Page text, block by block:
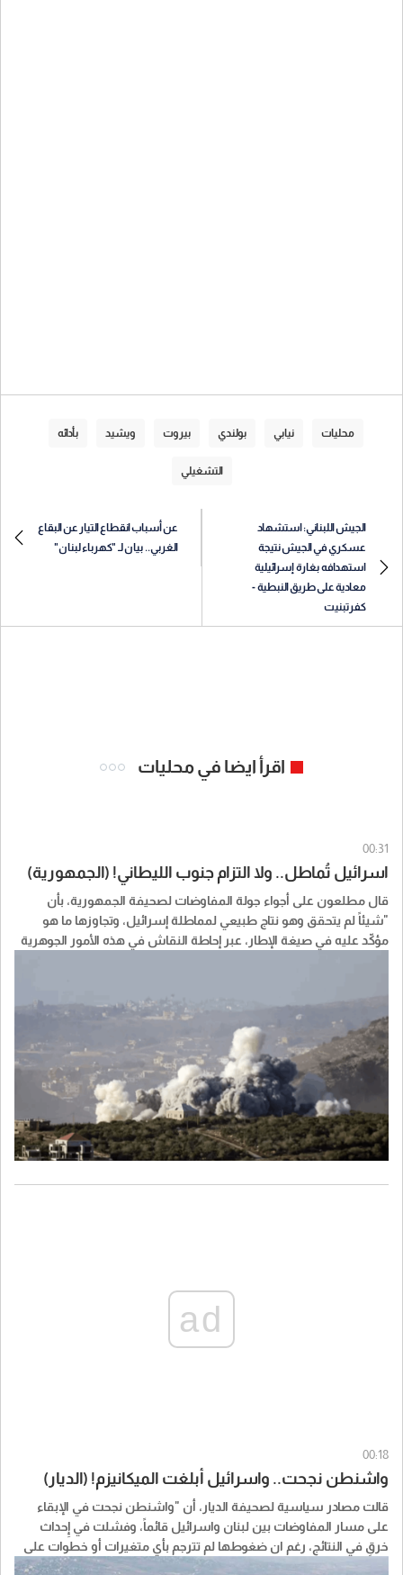
محليات نيابي بولندي بيروت ويشيد بأدائه
التشغيلي
الجيش اللبناني: استشهاد
عسكري في الجيش نتيجة
استهدافه بغارة إسرائيلية
معادية على طريق النبطية -
كفرتبنيت
عن أسباب انقطاع التيار عن البقاع
الغربي.. بيان لـ "كهرباء لبنان"
اقرأ ايضا في محليات
00:31
اسرائيل تُماطل.. ولا التزام جنوب الليطاني! (الجمهورية)
قال مطلعون على أجواء جولة المفاوضات لصحيفة الجمهورية، بأن
"شيئاً لم يتحقق وهو نتاج طبيعي لمماطلة إسرائيل، وتجاوزها ما هو
مؤكّد عليه في صيغة الإطار، عبر إحاطة النقاش في هذه الأمور الجوهرية
الإسرائيلي من مناطق جنوب النهر، يشكّل انطلاقة عملية للمرحلة
التجريبية الثانية وانتشار وحدات الجيش اللبناني فيها. أو بوقف عمليات
النسف والتفجير والاعتداءات على المناطق اللبنانية.
ad
00:18
واشنطن نجحت.. واسرائيل أبلغت الميكانيزم! (الديار)
قالت مصادر سياسية لصحيفة الديار، أن "واشنطن نجحت في الإبقاء
على مسار المفاوضات بين لبنان واسرائيل قائماً، وفشلت في إِحداث
خرقٍ في النتائج، رغم ان ضغوطها لم تترجم بأي متغيرات أو خطوات على
الارض، فيما نجحت «تل ابيب» في فرض وقائع ميدانية تتناقض مع منطق